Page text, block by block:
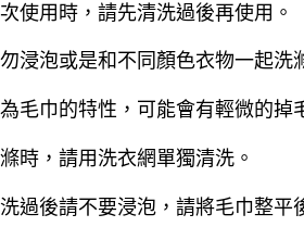
使用時，請先清洗過後再使用。
浸泡或是和不同顏色衣物一起洗
毛巾的特性，可能會有輕微的掉
時，請用洗衣網單獨清洗。
過後請不要浸泡，請將毛巾整平